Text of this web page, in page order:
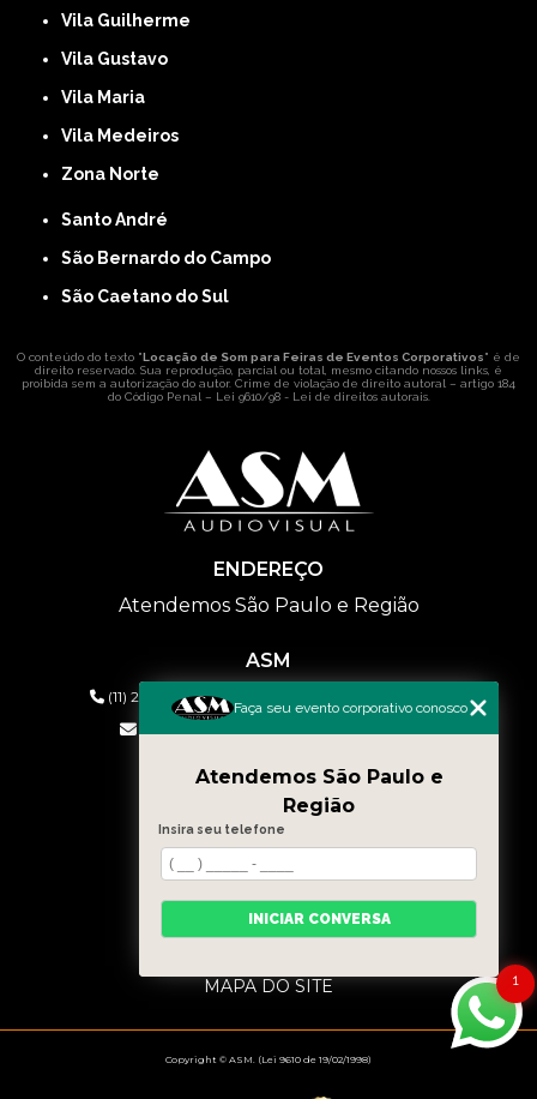
Vila Guilherme
Vila Gustavo
Vila Maria
Vila Medeiros
Zona Norte
Santo André
São Bernardo do Campo
São Caetano do Sul
O conteúdo do texto "Locação de Som para Feiras de Eventos Corporativos" é de
direito reservado. Sua reprodução, parcial ou total, mesmo citando nossos links, é
proibida sem a autorização do autor. Crime de violação de direito autoral – artigo 184
do Código Penal – Lei 9610/98 - Lei de direitos autorais.
ENDEREÇO
Atendemos São Paulo e Região
ASM
(11) 2626-2019 (11) 99577-9954
eventos@asmaudiovisual.com.br
MENU
HOME
QUEM SOMOS
SERVIÇOS
CONTATO
BLOG
MAPA DO SITE
Copyright © ASM. (Lei 9610 de 19/02/1998)
1
Faça seu evento corporativo conosco
Atendemos São Paulo e
Região
Insira seu telefone
INICIAR CONVERSA